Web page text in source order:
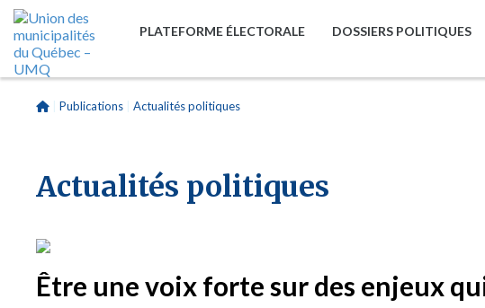
PLATEFORME ÉLECTORALE DOSSIERS POLITIQUES
Publications Actualités politiques
Actualités politiques
Être une voix forte sur des enjeux